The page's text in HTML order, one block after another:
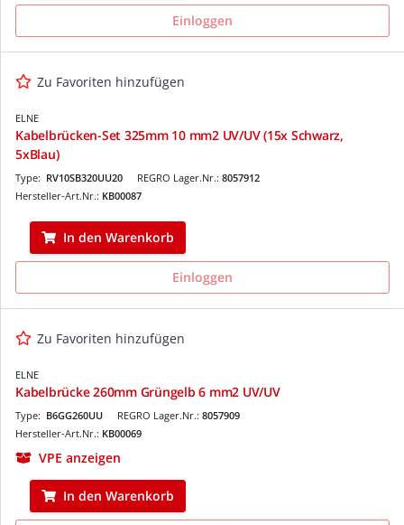
Einloggen
Zu Favoriten hinzufügen
ELNE
Kabelbrücken-Set 325mm 10 mm2 UV/UV (15x Schwarz,
5xBlau)
REGRO Lager.Nr.: 8057912
Type: RV10SB320UU20
Hersteller-Art.Nr.: KB00087
In den Warenkorb
Einloggen
Zu Favoriten hinzufügen
ELNE
Kabelbrücke 260mm Grüngelb 6 mm2 UV/UV
REGRO Lager.Nr.: 8057909
Type: B6GG260UU
Hersteller-Art.Nr.: KB00069
VPE anzeigen
In den Warenkorb